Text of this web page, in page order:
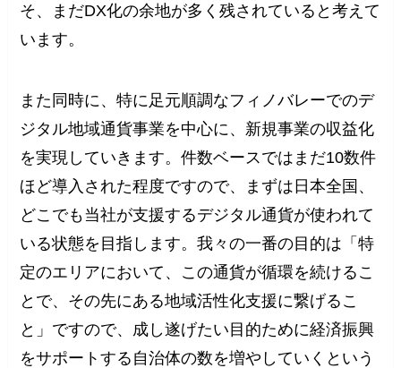
そ、まだDX化の余地が多く残されていると考えて
います。
また同時に、特に足元順調なフィノバレーでのデ
ジタル地域通貨事業を中心に、新規事業の収益化
を実現していきます。件数ベースではまだ10数件
ほど導入された程度ですので、まずは日本全国、
どこでも当社が支援するデジタル通貨が使われて
いる状態を目指します。我々の一番の目的は「特
定のエリアにおいて、この通貨が循環を続けるこ
とで、その先にある地域活性化支援に繋げるこ
と」ですので、成し遂げたい目的ために経済振興
をサポートする自治体の数を増やしていくという